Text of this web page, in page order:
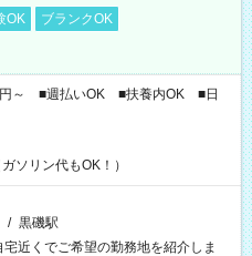
OK
ブランクOK
円～ ■週払いOK ■扶養内OK ■日
ソリン代もOK！）
/ 黒磯駅
近くでご希望の勤務地を紹介しま